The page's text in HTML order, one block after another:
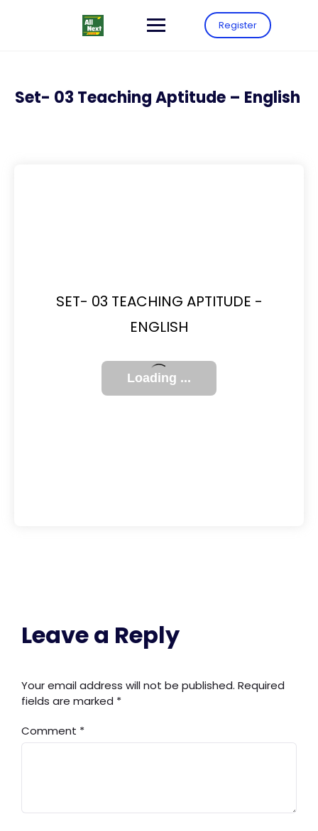
Register
Set- 03 Teaching Aptitude – English
SET- 03 TEACHING APTITUDE -
ENGLISH
Leave a Reply
Your email address will not be published. Required
fields are marked *
Comment *